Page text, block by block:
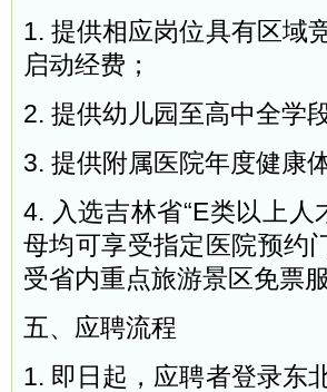
1. 提供相应岗位具有区域
启动经费；
2. 提供幼儿园至高中全学
3. 提供附属医院年度健康
4. 入选吉林省“E类以上
母均可享受指定医院预约
受省内重点旅游景区免票服
五、应聘流程
1. 即日起，应聘者登录东